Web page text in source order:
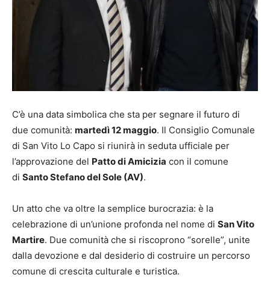
C’è una data simbolica che sta per segnare il futuro di
due comunità: martedì 12 maggio. Il Consiglio Comunale
di San Vito Lo Capo si riunirà in seduta ufficiale per
l’approvazione del Patto di Amicizia con il comune
di Santo Stefano del Sole (AV).
Un atto che va oltre la semplice burocrazia: è la
celebrazione di un’unione profonda nel nome di San Vito
Martire. Due comunità che si riscoprono “sorelle”, unite
dalla devozione e dal desiderio di costruire un percorso
comune di crescita culturale e turistica.